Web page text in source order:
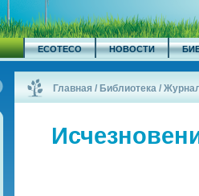
ECOTECO НОВОСТИ
Главная / Библиотека /